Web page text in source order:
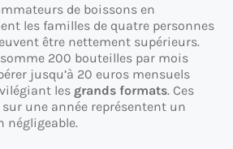
de boissons en
les familles de quatre personnes
être nettement supérieurs.
200 bouteilles par mois
jusqu’à 20 euros mensuels
les grands formats. Ces
une année représentent un
négligeable.